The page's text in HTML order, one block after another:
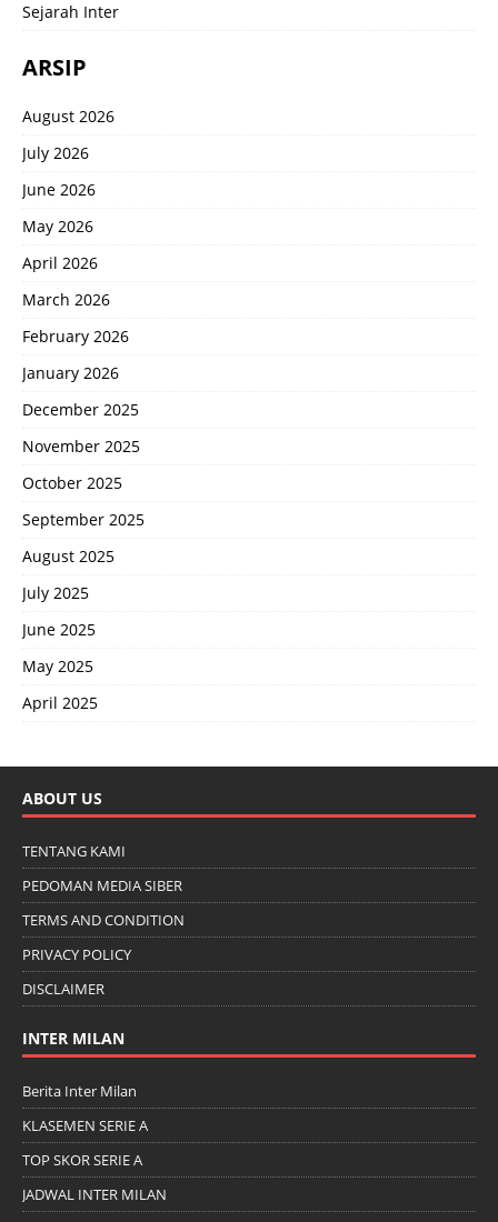
Sejarah Inter
ARSIP
August 2026
July 2026
June 2026
May 2026
April 2026
March 2026
February 2026
January 2026
December 2025
November 2025
October 2025
September 2025
August 2025
July 2025
June 2025
May 2025
April 2025
ABOUT US
TENTANG KAMI
PEDOMAN MEDIA SIBER
TERMS AND CONDITION
PRIVACY POLICY
DISCLAIMER
INTER MILAN
Berita Inter Milan
KLASEMEN SERIE A
TOP SKOR SERIE A
JADWAL INTER MILAN